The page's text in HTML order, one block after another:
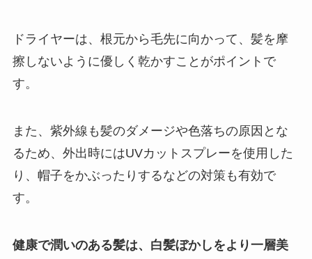
ドライヤーは、根元から毛先に向かって、髪を摩
擦しないように優しく乾かすことがポイントで
す。
また、紫外線も髪のダメージや色落ちの原因とな
るため、外出時にはUVカットスプレーを使用した
り、帽子をかぶったりするなどの対策も有効で
す。
健康で潤いのある髪は、白髪ぼかしをより一層美